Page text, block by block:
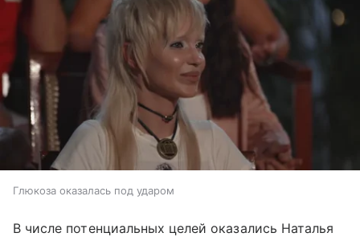
Глюкоза оказалась под ударом
В числе потенциальных целей оказались Наталья